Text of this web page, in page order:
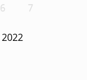
6 7